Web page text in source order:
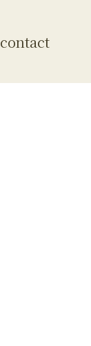
contact